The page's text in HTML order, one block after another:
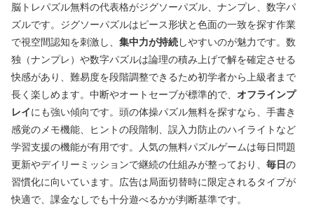
脳トレパズル無料の代表格がジグソーパズル、ナンプレ、数字パ
ズルです。ジグソーパズルはピース形状と色面の一致を探す作業
で視空間認知を刺激し、 集中力が持続しやすいのが魅力です。数
独（ナンプレ）や数字パズルは論理の積み上げで解を確定させる
快感があり、難易度を段階調整できるため初学者から上級者まで
長く楽しめます。中断やオートセーブが標準的で、 オフラインプ
レイにも強い傾向です。頭の体操パズル無料を探すなら、手書き
感覚のメモ機能、ヒントの段階制、誤入力防止のハイライトなど
学習支援の機能が有用です。人気の無料パズルゲームは毎日問題
更新やデイリーミッションで継続の仕組みが整っており、 毎日の
習慣化に向いています。広告は局面切替時に限定されるタイプが
快適で、課金なしでも十分遊べるかが判断基準です。